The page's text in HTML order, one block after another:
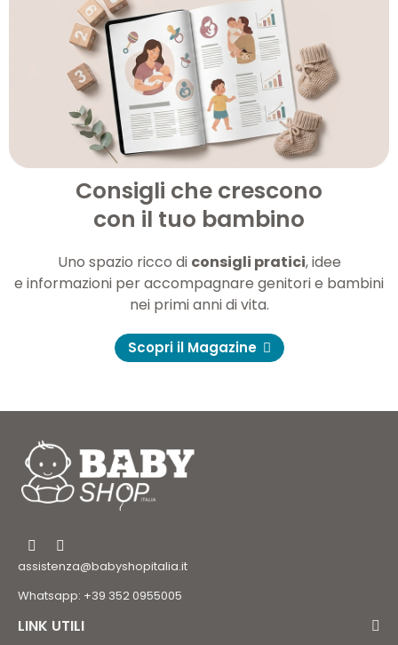
Consigli che crescono
con il tuo bambino
Uno spazio ricco di consigli pratici, idee
e informazioni per accompagnare genitori e bambini
nei primi anni di vita.
Scopri il Magazine
assistenza@babyshopitalia.it
Whatsapp: +39 352 0955005
LINK UTILI